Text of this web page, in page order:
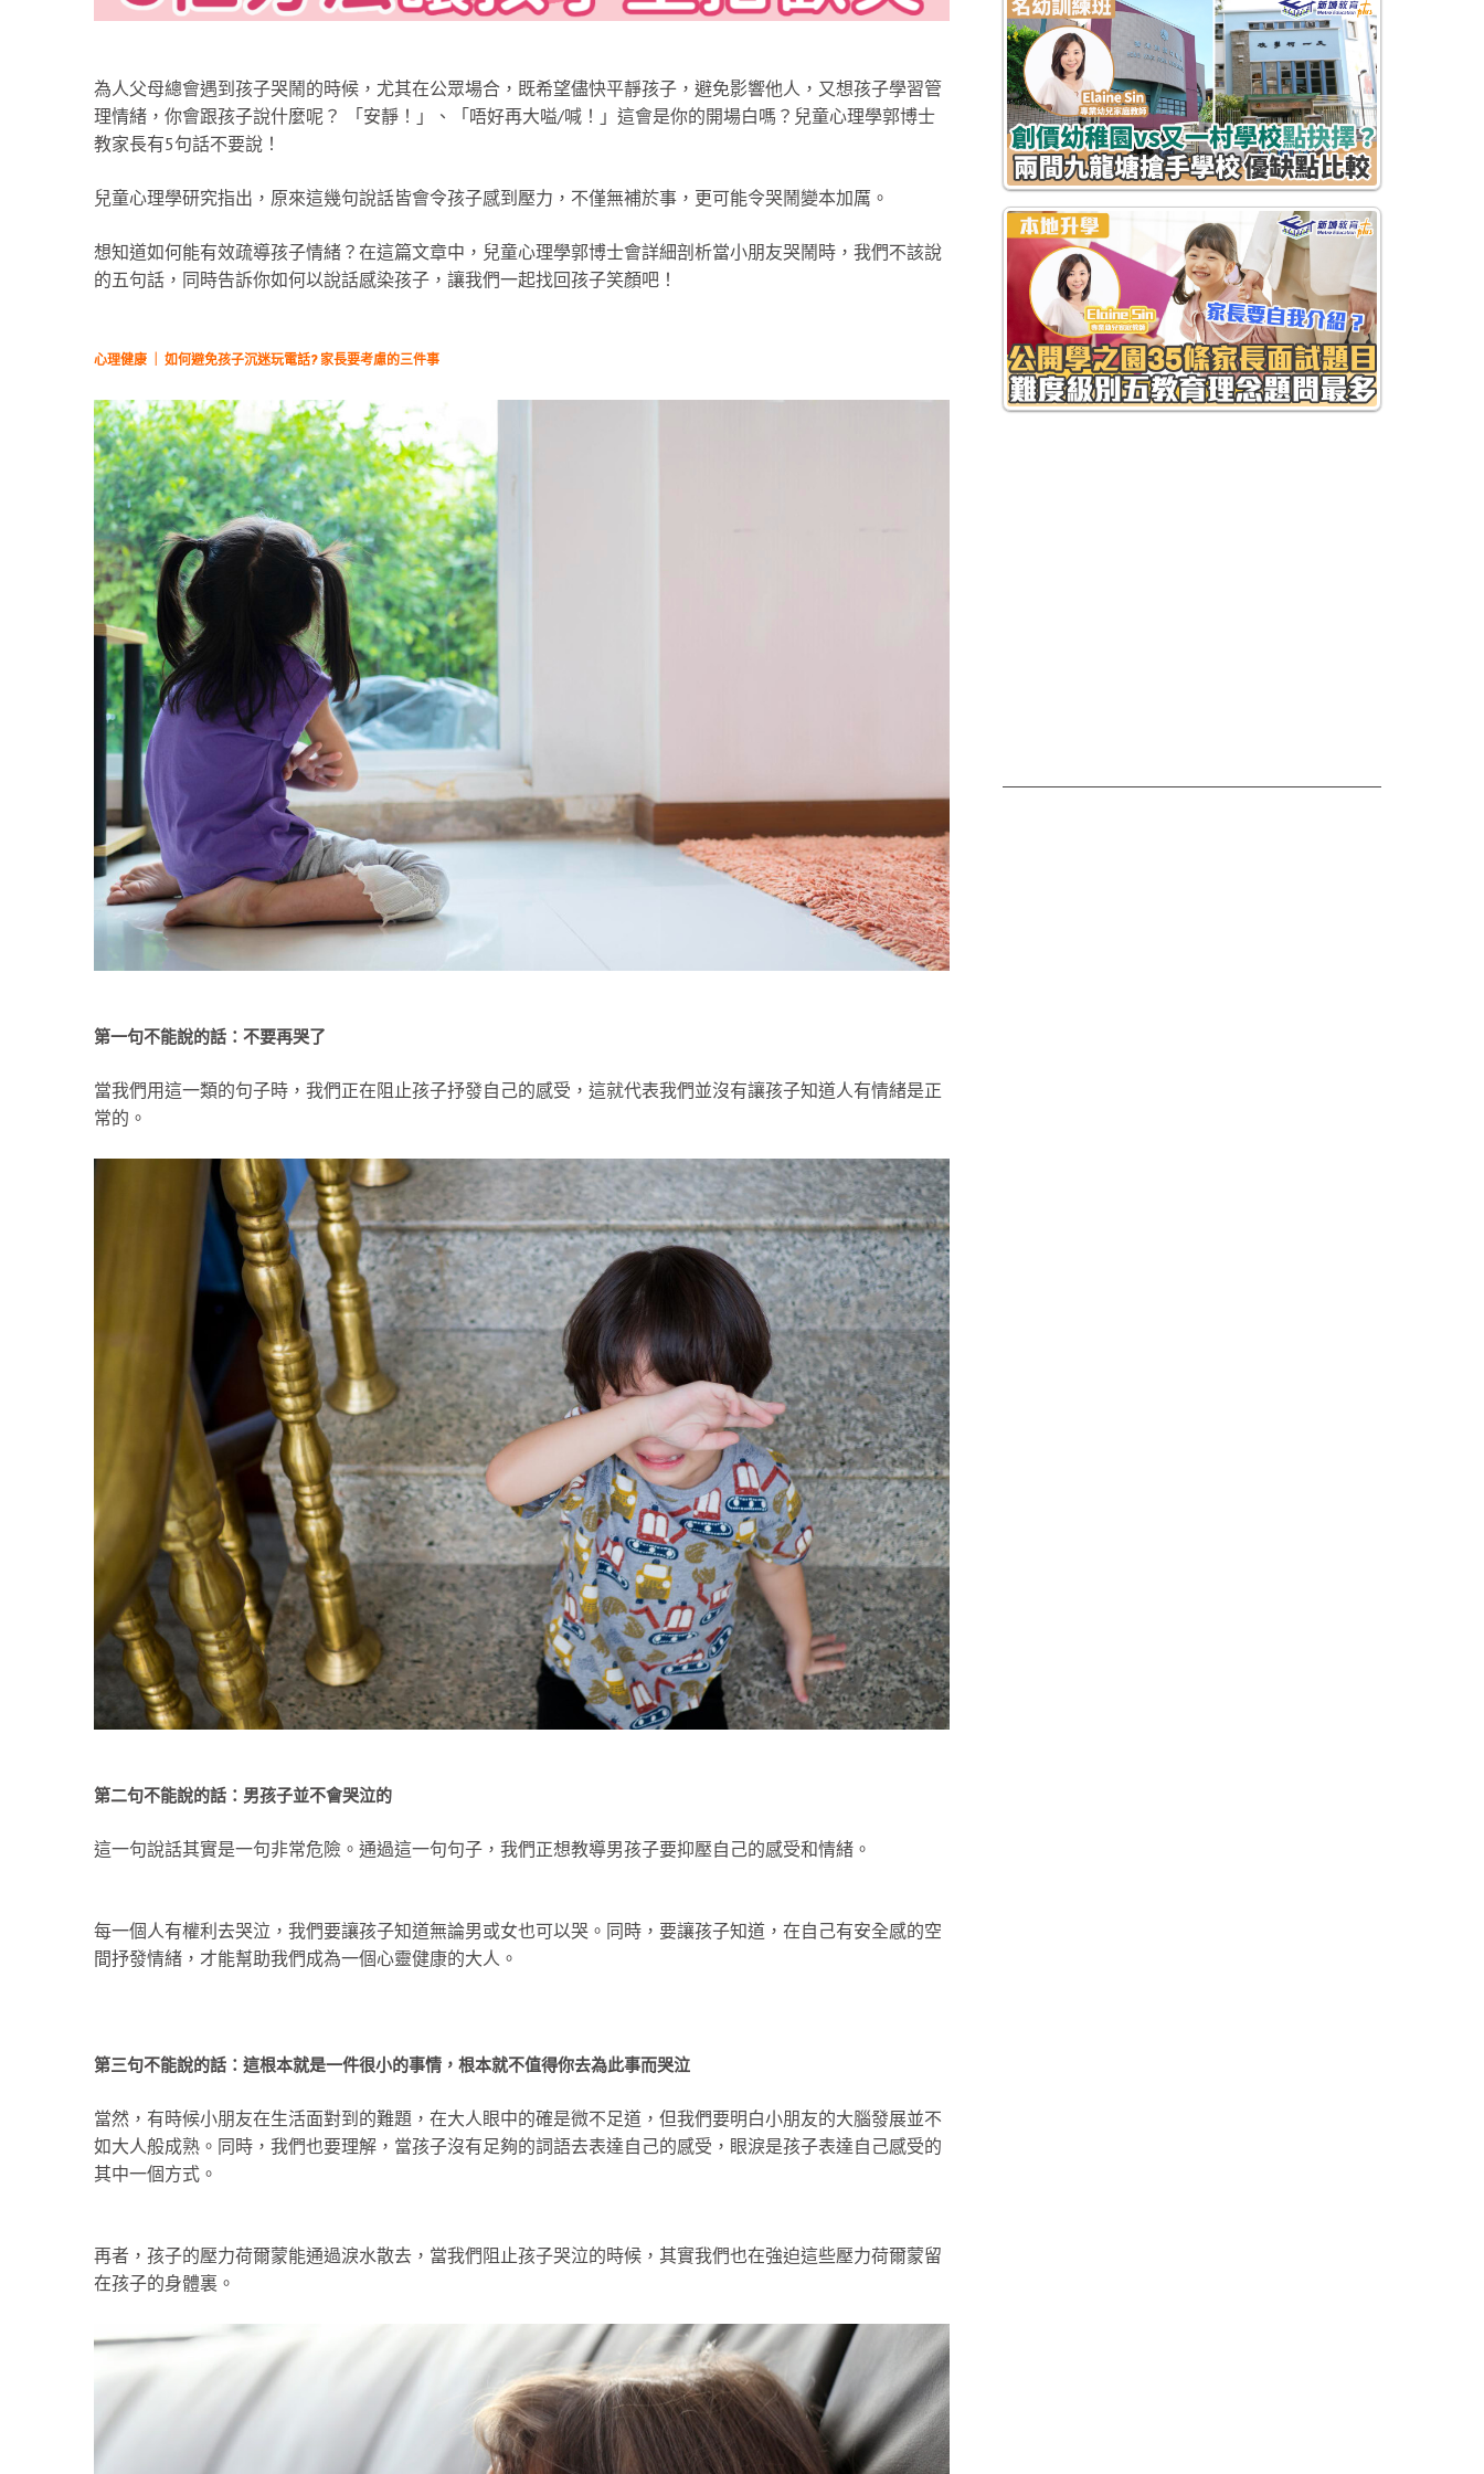
為人父母總會遇到孩子哭鬧的時候，尤其在公眾場合，既希望儘快平靜孩子，避免影響他人，又想孩子學習管
理情緒，你會跟孩子說什麼呢？ 「安靜！」、「唔好再大嗌/喊！」這會是你的開場白嗎？兒童心理學郭博士
教家長有5句話不要說！
兒童心理學研究指出，原來這幾句說話皆會令孩子感到壓力，不僅無補於事，更可能令哭鬧變本加厲。
想知道如何能有效疏導孩子情緒？在這篇文章中，兒童心理學郭博士會詳細剖析當小朋友哭鬧時，我們不該說
的五句話，同時告訴你如何以說話感染孩子，讓我們一起找回孩子笑顏吧！
心理健康 ｜ 如何避免孩子沉迷玩電話? 家長要考慮的三件事
第一句不能說的話：不要再哭了
當我們用這一類的句子時，我們正在阻止孩子抒發自己的感受，這就代表我們並沒有讓孩子知道人有情緒是正
常的。
第二句不能說的話：男孩子並不會哭泣的
這一句說話其實是一句非常危險。通過這一句句子，我們正想教導男孩子要抑壓自己的感受和情緒。
每一個人有權利去哭泣，我們要讓孩子知道無論男或女也可以哭。同時，要讓孩子知道，在自己有安全感的空
間抒發情緒，才能幫助我們成為一個心靈健康的大人。
第三句不能說的話：這根本就是一件很小的事情，根本就不值得你去為此事而哭泣
當然，有時候小朋友在生活面對到的難題，在大人眼中的確是微不足道，但我們要明白小朋友的大腦發展並不
如大人般成熟。同時，我們也要理解，當孩子沒有足夠的詞語去表達自己的感受，眼淚是孩子表達自己感受的
其中一個方式。
再者，孩子的壓力荷爾蒙能通過淚水散去，當我們阻止孩子哭泣的時候，其實我們也在強迫這些壓力荷爾蒙留
在孩子的身體裏。